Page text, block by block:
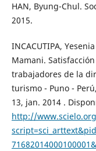
HAN, Byung-Chul.
2015.
INCACUTIPA,
Mamani.
trabajadores de la
turismo - Puno -
13, jan. 2014 .
http://